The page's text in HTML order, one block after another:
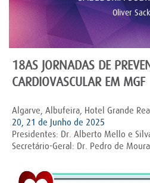
Oliver
18AS JORNADAS DE
CARDIOVASCULAR EM MGF
Algarve, Albufeira, Hotel Grande
20, 21 de Junho de 2025
Presidentes: Dr. Alberto Mello e
Secretário-Geral: Dr. Pedro de